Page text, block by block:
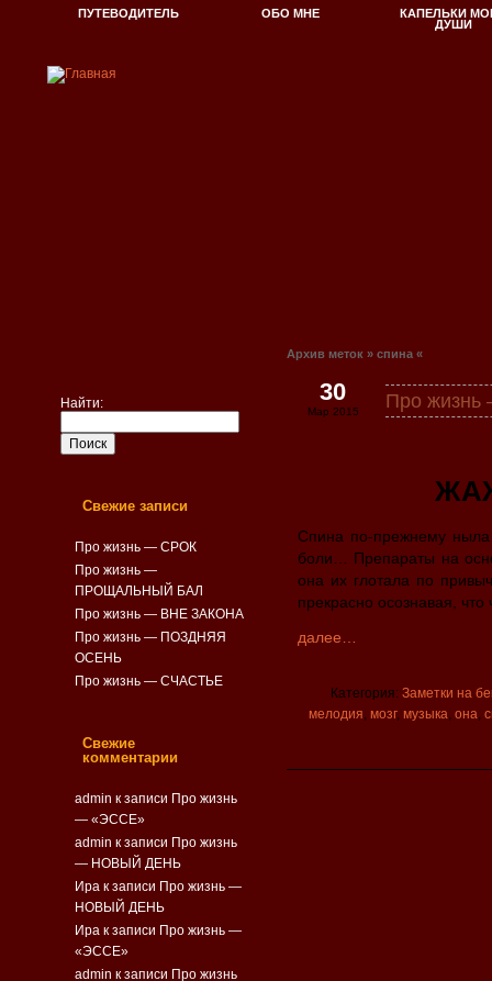
ПУТЕВОДИТЕЛЬ ОБО МНЕ
КАПЕЛЬКИ
ДУШИ
Архив меток » спина «
Про
30
Мар 2015
Спина по-прежнему
боли… Препараты на
она их глотала по
прекрасно осознавая, что
далее…
Категория: Заметки на
мелодия, мозг, музыка, она,
Найти:
Свежие записи
Про жизнь — СРОК
Про жизнь —
ПРОЩАЛЬНЫЙ БАЛ
Про жизнь — ВНЕ ЗАКОНА
Про жизнь — ПОЗДНЯЯ
ОСЕНЬ
Про жизнь — СЧАСТЬЕ
Свежие
комментарии
admin к записи Про жизнь
— «ЭССЕ»
admin к записи Про жизнь
— НОВЫЙ ДЕНЬ
Ира к записи Про жизнь —
НОВЫЙ ДЕНЬ
Ира к записи Про жизнь —
«ЭССЕ»
admin к записи Про жизнь